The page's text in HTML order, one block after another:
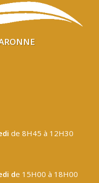
de 8H45 à 12H30
de 15H00 à 18H00